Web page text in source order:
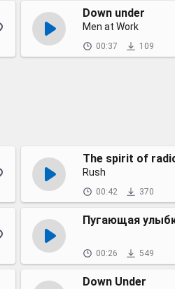
Down under
Men at Work
00:37 109
The spirit of
Rush
00:42 370
Пугающая
00:26 549
Down Under